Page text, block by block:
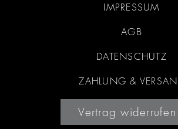
IMPRESSUM
AGB
DATENSCHUTZ
ZAHLUNG &
Vertrag widerrufen